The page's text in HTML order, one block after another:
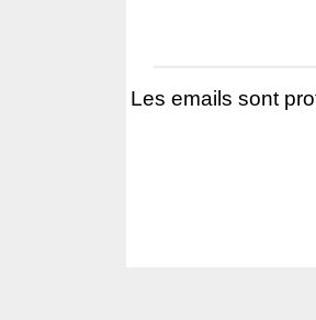
Les emails sont